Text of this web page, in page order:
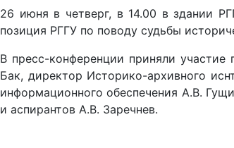
26 июня в четверг, в 14.00 в здании
позиция РГГУ по поводу судьбы
В пресс-конференции приняли
Бак, директор Историко-архивного
информационного обеспечения А.В.
и аспирантов А.В. Заречнев.